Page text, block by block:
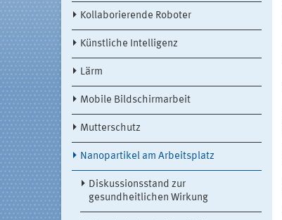
Kollaborierende Roboter
Künstliche Intelligenz
Lärm
Mobile Bildschirmarbeit
Mutterschutz
Nanopartikel am Arbeitsplatz
Diskussionsstand zur
gesundheitlichen Wirkung